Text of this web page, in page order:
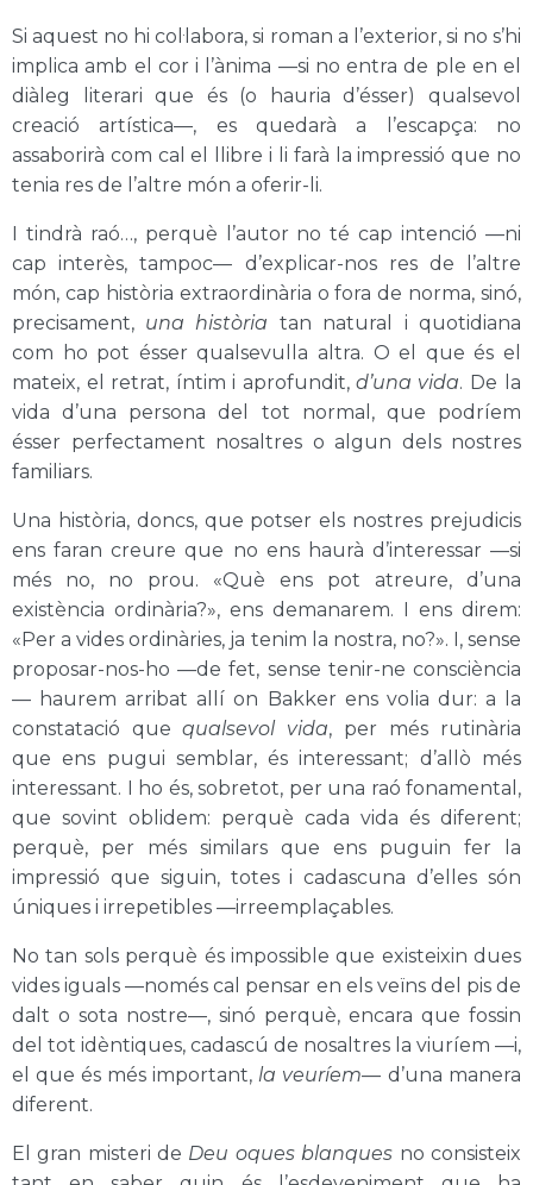
Si aquest no hi col·labora, si roman a l’exterior, si no s’hi
implica amb el cor i l’ànima —si no entra de ple en el
diàleg literari que és (o hauria d’ésser) qualsevol
creació artística—, es quedarà a l’escapça: no
assaborirà com cal el llibre i li farà la impressió que no
tenia res de l’altre món a oferir-li.
I tindrà raó…, perquè l’autor no té cap intenció —ni
cap interès, tampoc— d’explicar-nos res de l’altre
món, cap història extraordinària o fora de norma, sinó,
precisament, una història tan natural i quotidiana
com ho pot ésser qualsevulla altra. O el que és el
mateix, el retrat, íntim i aprofundit, d’una vida. De la
vida d’una persona del tot normal, que podríem
ésser perfectament nosaltres o algun dels nostres
familiars.
Una història, doncs, que potser els nostres prejudicis
ens faran creure que no ens haurà d’interessar —si
més no, no prou. «Què ens pot atreure, d’una
existència ordinària?», ens demanarem. I ens direm:
«Per a vides ordinàries, ja tenim la nostra, no?». I, sense
proposar-nos-ho —de fet, sense tenir-ne consciència
— haurem arribat allí on Bakker ens volia dur: a la
constatació que qualsevol vida, per més rutinària
que ens pugui semblar, és interessant; d’allò més
interessant. I ho és, sobretot, per una raó fonamental,
que sovint oblidem: perquè cada vida és diferent;
perquè, per més similars que ens puguin fer la
impressió que siguin, totes i cadascuna d’elles són
úniques i irrepetibles —irreemplaçables.
No tan sols perquè és impossible que existeixin dues
vides iguals —només cal pensar en els veïns del pis de
dalt o sota nostre—, sinó perquè, encara que fossin
del tot idèntiques, cadascú de nosaltres la viuríem —i,
el que és més important, la veuríem— d’una manera
diferent.
El gran misteri de Deu oques blanques no consisteix